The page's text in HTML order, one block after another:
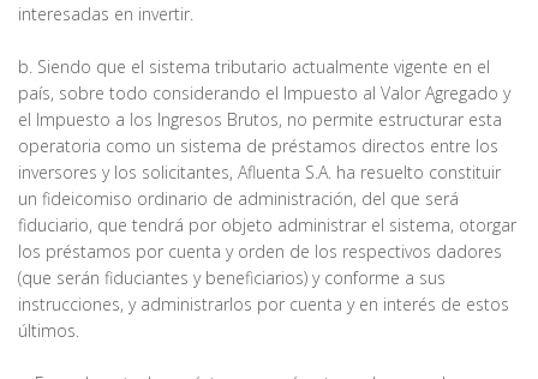
interesadas en invertir.
b. Siendo que el sistema tributario actualmente vigente en el
país, sobre todo considerando el Impuesto al Valor Agregado y
el Impuesto a los Ingresos Brutos, no permite estructurar esta
operatoria como un sistema de préstamos directos entre los
inversores y los solicitantes, Afluenta S.A. ha resuelto constituir
un fideicomiso ordinario de administración, del que será
fiduciario, que tendrá por objeto administrar el sistema, otorgar
los préstamos por cuenta y orden de los respectivos dadores
(que serán fiduciantes y beneficiarios) y conforme a sus
instrucciones, y administrarlos por cuenta y en interés de estos
últimos.